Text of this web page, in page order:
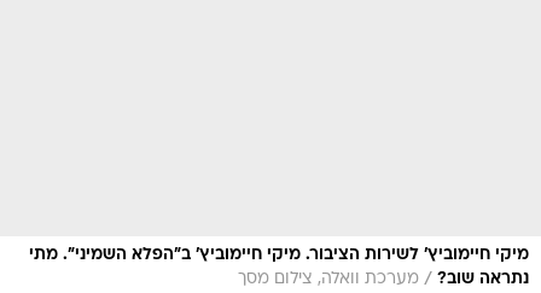
מיקי חיימוביץ' לשירות הציבור. מיקי חיימוביץ' ב"הפלא השמיני". מתי
נתראה שוב? / מערכת וואלה, צילום מסך